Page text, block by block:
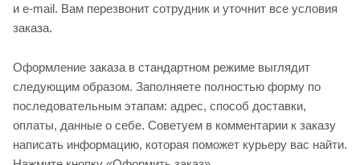
и e-mail. Вам перезвонит сотрудник и уточнит все условия
заказа.
Оформление заказа в стандартном режиме выглядит
следующим образом. Заполняете полностью форму по
последовательным этапам: адрес, способ доставки,
оплаты, данные о себе. Советуем в комментарии к заказу
написать информацию, которая поможет курьеру вас найти.